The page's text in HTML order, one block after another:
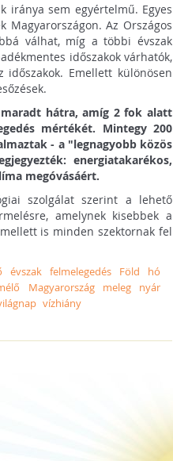
iránya sem egyértelmű. Egyes
Magyarországon. Az Országos
válhat, míg a többi évszak
időszakok várhatók,
Emellett különösen
hátra, amíg 2 fok alatt
mértékét. Mintegy 200
- a "legnagyobb közös
energiatakarékos,
megóvásáért.
szolgálat szerint a lehető
amelynek kisebbek a
is minden szektornak fel
évszak felmelegedés Föld
hó
Magyarország meleg
nyár
vízhiány